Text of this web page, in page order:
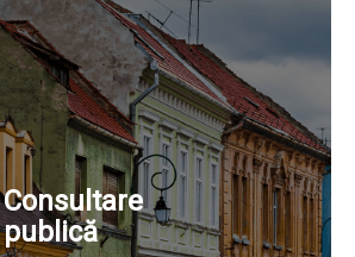
Consultare
publică